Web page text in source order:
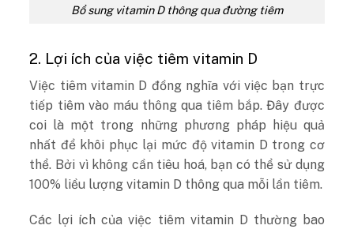
Bổ sung vitamin D thông qua đường tiêm
2. Lợi ích của việc tiêm vitamin D
Việc tiêm vitamin D đồng nghĩa với việc bạn trực
tiếp tiêm vào máu thông qua tiêm bắp. Đây được
coi là một trong những phương pháp hiệu quả
nhất để khôi phục lại mức độ vitamin D trong cơ
thể. Bởi vì không cần tiêu hoá, bạn có thể sử dụng
100% liều lượng vitamin D thông qua mỗi lần tiêm.
Các lợi ích của việc tiêm vitamin D thường bao